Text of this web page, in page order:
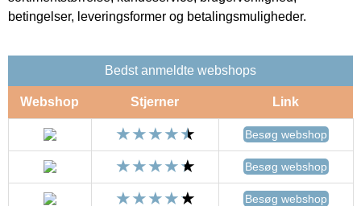
betingelser, leveringsformer og betalingsmuligheder.
Bedst anmeldte webshops
Webshop Stjerner Link
Besøg webshop
Besøg webshop
Besøg webshop